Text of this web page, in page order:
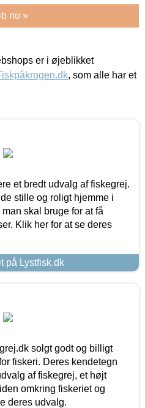
nu »
er i øjeblikket
, som alle har et
et bredt udvalg af fiskegrej.
stille og roligt hjemme i
skal bruge for at få
Klik her for at se deres
på Lystfisk.dk
solgt godt og billigt
fiskeri. Deres kendetegn
af fiskegrej, et højt
omkring fiskeriet og
deres udvalg.